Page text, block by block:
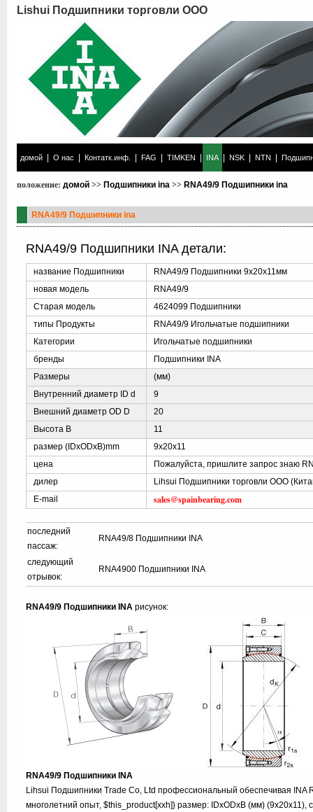
Lishui Подшипники торговли ООО
домой О нас Контатк.инф. FAG TIMKEN INA NSK NTN
положение: домой >> Подшипники ina >> RNA49/9 Подшипники ina
RNA49/9 Подшипники ina
RNA49/9 Подшипники INA детали:
название Подшипники
RNA49/9 Подшипники 9x20x11мм
новая модель
RNA49/9
Старая модель
4624099 Подшипники
типы Продукты
RNA49/9 Игольчатые подшипники
Категории
Игольчатые подшипники
бренды
Подшипники INA
Размеры
(мм)
Внутренний диаметр ID d
9
Внешний диаметр OD D
20
Высота B
11
размер (IDxODxB)mm
9x20x11
цена
Пожалуйста, пришлите запрос знаю
дилер
Lihsui Подшипники торговли ООО
E-mail
sales@spainbearing.com
последний
пассаж:
RNA49/8 Подшипники INA
следующий
отрывок:
RNA4900 Подшипники INA
RNA49/9 Подшипники INA рисунок:
RNA49/9 Подшипники INA
Lihsui Подшипники Trade Co, Ltd профессиональный обеспечивая INA
многолетний опыт, $this_product[xxh]} размер: IDxODxB (мм)